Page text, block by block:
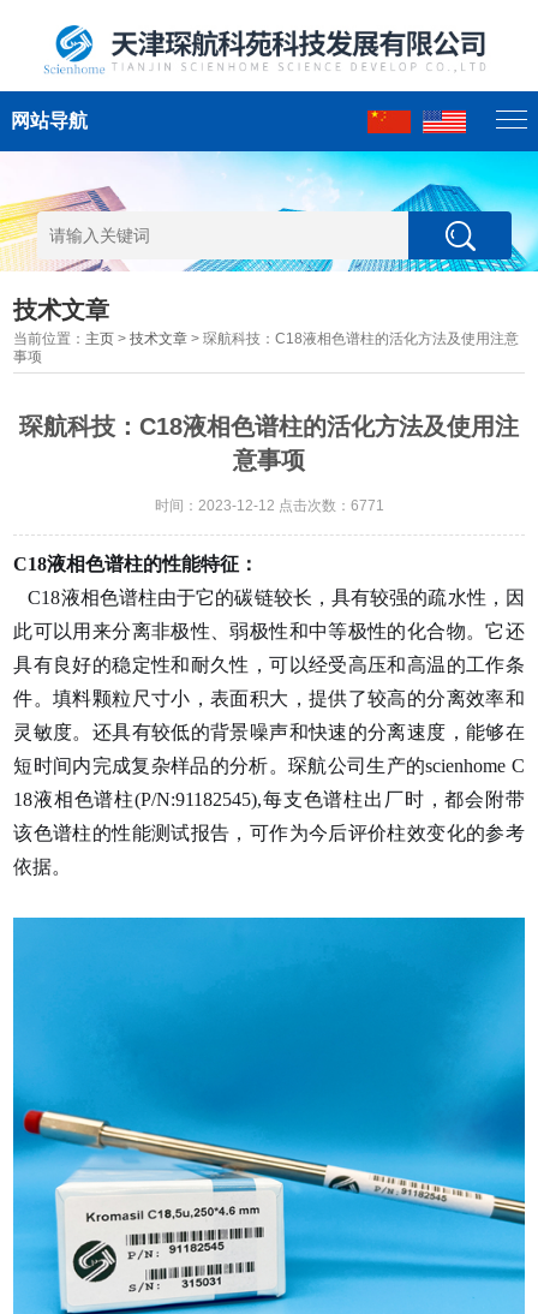
网站导航
技术文章
当前位置： 主页 >技术文章 > 琛航科技：C18液相色谱柱的活化方法及使用注意
事项
琛航科技：C18液相色谱柱的活化方法及使用注
意事项
时间：2023-12-12 点击次数：6771
C18液相色谱柱的性能特征：
C18液相色谱柱由于它的碳链较长，具有较强的疏水性，因
此可以用来分离非极性、弱极性和中等极性的化合物。它还
具有良好的稳定性和耐久性，可以经受高压和高温的工作条
件。填料颗粒尺寸小，表面积大，提供了较高的分离效率和
灵敏度。还具有较低的背景噪声和快速的分离速度，能够在
短时间内完成复杂样品的分析。琛航公司生产的scienhome C
18液相色谱柱(P/N:91182545),每支色谱柱出厂时，都会附带
该色谱柱的性能测试报告，可作为今后评价柱效变化的参考
依据。